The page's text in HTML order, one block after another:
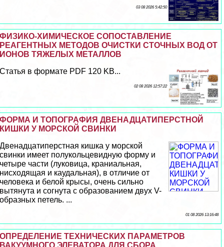
03 08 2026 5:42:50
ФИЗИКО-ХИМИЧЕСКОЕ СОПОСТАВЛЕНИЕ
РЕАГЕНТНЫХ МЕТОДОВ ОЧИСТКИ СТОЧНЫХ ВОД ОТ
ИОНОВ ТЯЖЕЛЫХ МЕТАЛЛОВ
Статья в формате PDF 120 KB...
02 08 2026 12:57:22
ФОРМА И ТОПОГРАФИЯ ДВЕНАДЦАТИПЕРСТНОЙ
КИШКИ У МОРСКОЙ СВИНКИ
Двенадцатиперстная кишка у морской
свинки имеет полукольцевидную форму и
четыре части (луковица, краниальная,
нисходящая и каудальная), в отличие от
человека и белой крысы, очень сильно
вытянута и согнута с образованием двух V-
образных петель. ...
01 08 2026 13:16:48
ОПРЕДЕЛЕНИЕ ТЕХНИЧЕСКИХ ПАРАМЕТРОВ